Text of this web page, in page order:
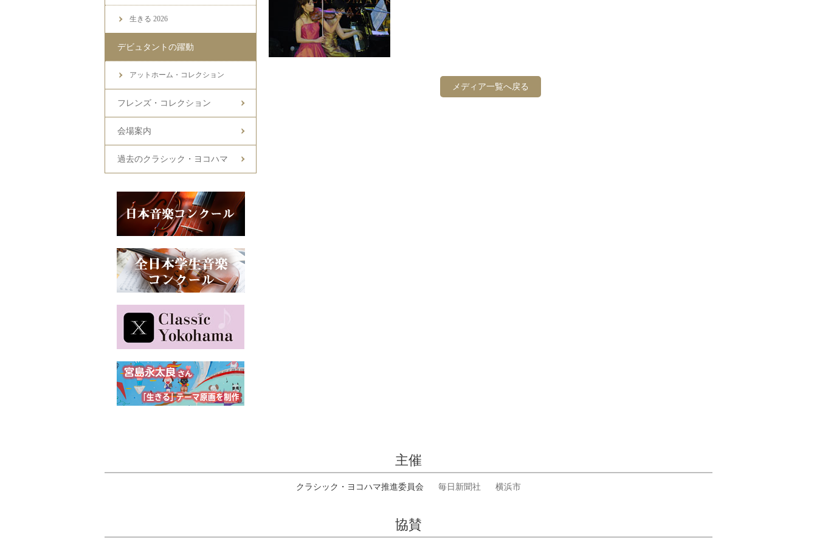
メディア一覧へ戻る
生きる 2026
デビュタントの躍動
アットホーム・コレクション
フレンズ・コレクション
会場案内
過去のクラシック・ヨコハマ
主催
クラシック・ヨコハマ推進委員会 毎日新聞社 横浜市
協賛